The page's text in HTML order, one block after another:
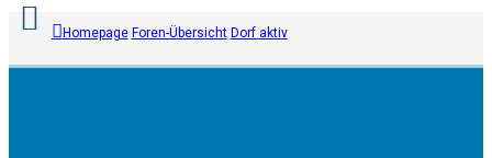
Homepage Foren-Übersicht Dorf aktiv